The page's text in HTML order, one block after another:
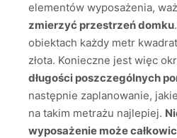
elementów wyposażenia,
zmierzyć przestrzeń domku
obiektach każdy metr
złota. Konieczne jest więc
długości poszczególnych
następnie zaplanowanie,
na takim metrażu najlepiej.
wyposażenie może